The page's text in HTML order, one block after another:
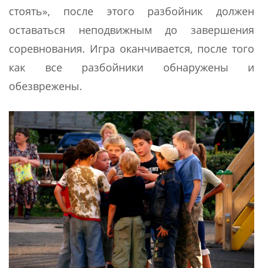
стоять», после этого разбойник должен
оставаться неподвижным до завершения
соревнования. Игра оканчивается, после того
как все разбойники обнаружены и
обезврежены.